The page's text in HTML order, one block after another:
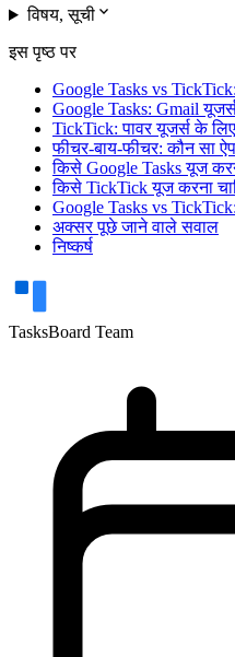
विषय, सूचीexpand_more
इस पृष्ठ पर
Google Tasks vs
Google Tasks: Gmail
TickTick: पावर यूजर्स के
फीचर-बाय-फीचर: कौन सा
किसे Google Tasks यूज
किसे TickTick यूज करना
Google Tasks vs
अक्सर पूछे जाने वाले सवाल
निष्कर्ष
TasksBoard Team